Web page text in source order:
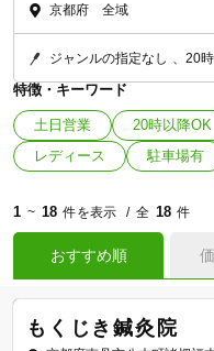
京都府 全域
ジャンルの指定なし 20
特徴・キーワード
土日営業 20時以降OK
レディース
駐車場有
1 ~ 18 件を表示 全 18 件
おすすめ順
もくじき鍼灸院
「健康にはりを